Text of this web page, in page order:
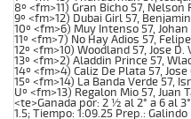
8º <fm>11) Gran Bicho 57, Nelson
9º <fm>12) Dubai Girl 57,
10º <fm>6) Muy Intenso 57,
11º <fm>7) No Hay Adios 57,
12º <fm>10) Woodland 57, Jose
13º <fm>2) Aladdin Prince 57,
14º <fm>4) Caliz De Plata 57,
15º <fm>14) La Banda Verde 57,
Uº <fm>13) Regalon Mio 57, Juan
<te>Ganada por: 2 ½ al 2° a 6 al
1.5; Tiempo: 1:09.25 Prep.: